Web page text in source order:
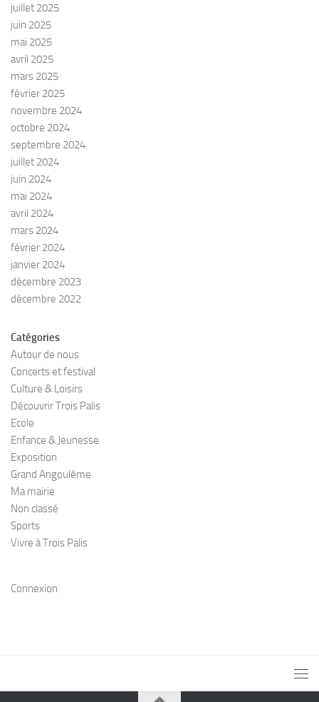
juillet 2025
juin 2025
mai 2025
avril 2025
mars 2025
février 2025
novembre 2024
octobre 2024
septembre 2024
juillet 2024
juin 2024
mai 2024
avril 2024
mars 2024
février 2024
janvier 2024
décembre 2023
décembre 2022
Catégories
Autour de nous
Concerts et festival
Culture & Loisirs
Découvrir Trois Palis
Ecole
Enfance & Jeunesse
Exposition
Grand Angoulême
Ma mairie
Non classé
Sports
Vivre à Trois Palis
Connexion